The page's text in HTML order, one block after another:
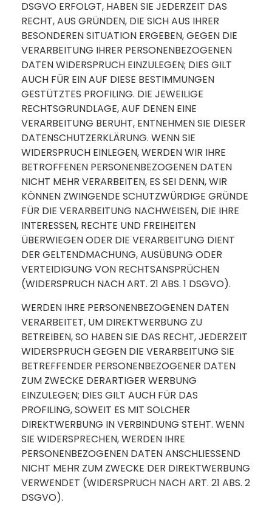
DSGVO ERFOLGT, HABEN SIE JEDERZEIT DAS
RECHT, AUS GRÜNDEN, DIE SICH AUS IHRER
BESONDEREN SITUATION ERGEBEN, GEGEN DIE
VERARBEITUNG IHRER PERSONENBEZOGENEN
DATEN WIDERSPRUCH EINZULEGEN; DIES GILT
AUCH FÜR EIN AUF DIESE BESTIMMUNGEN
GESTÜTZTES PROFILING. DIE JEWEILIGE
RECHTSGRUNDLAGE, AUF DENEN EINE
VERARBEITUNG BERUHT, ENTNEHMEN SIE DIESER
DATENSCHUTZERKLÄRUNG. WENN SIE
WIDERSPRUCH EINLEGEN, WERDEN WIR IHRE
BETROFFENEN PERSONENBEZOGENEN DATEN
NICHT MEHR VERARBEITEN, ES SEI DENN, WIR
KÖNNEN ZWINGENDE SCHUTZWÜRDIGE GRÜNDE
FÜR DIE VERARBEITUNG NACHWEISEN, DIE IHRE
INTERESSEN, RECHTE UND FREIHEITEN
ÜBERWIEGEN ODER DIE VERARBEITUNG DIENT
DER GELTENDMACHUNG, AUSÜBUNG ODER
VERTEIDIGUNG VON RECHTSANSPRÜCHEN
(WIDERSPRUCH NACH ART. 21 ABS. 1 DSGVO).
WERDEN IHRE PERSONENBEZOGENEN DATEN
VERARBEITET, UM DIREKTWERBUNG ZU
BETREIBEN, SO HABEN SIE DAS RECHT, JEDERZEIT
WIDERSPRUCH GEGEN DIE VERARBEITUNG SIE
BETREFFENDER PERSONENBEZOGENER DATEN
ZUM ZWECKE DERARTIGER WERBUNG
EINZULEGEN; DIES GILT AUCH FÜR DAS
PROFILING, SOWEIT ES MIT SOLCHER
DIREKTWERBUNG IN VERBINDUNG STEHT. WENN
SIE WIDERSPRECHEN, WERDEN IHRE
PERSONENBEZOGENEN DATEN ANSCHLIESSEND
NICHT MEHR ZUM ZWECKE DER DIREKTWERBUNG
VERWENDET (WIDERSPRUCH NACH ART. 21 ABS. 2
DSGVO).